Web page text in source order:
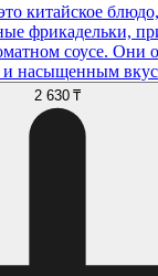
китайское
фрикадельки,
соусе. Они
насыщенным
2 630 ₸